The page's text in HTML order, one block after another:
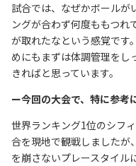
試合では、なぜかボールが
ングが合わず何度ももつれ
が取れたなという感覚です
めにもまずは体調管理をし
きればと思っています。
ー今回の大会で、特に参考
世界ランキング1位のシフ
合を現地で観戦しましたが
を崩さないプレースタイル